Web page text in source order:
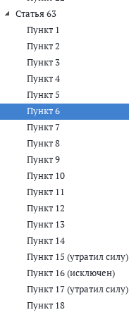
Статья 63
Пункт 1
Пункт 2
Пункт 3
Пункт 4
Пункт 5
Пункт 6
Пункт 7
Пункт 8
Пункт 9
Пункт 10
Пункт 11
Пункт 12
Пункт 13
Пункт 14
Пункт 15 (утратил силу)
Пункт 16 (исключен)
Пункт 17 (утратил силу)
Пункт 18